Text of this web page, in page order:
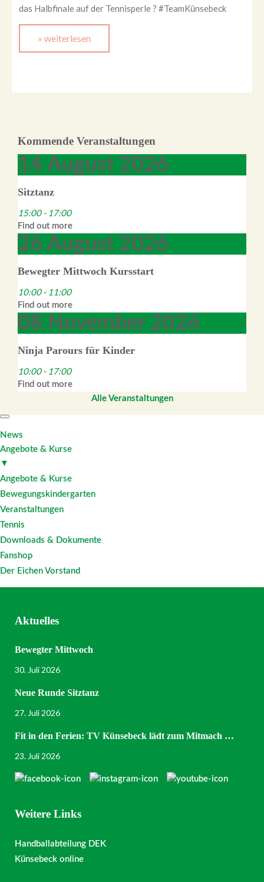
das Halbfinale auf der Tennisperle ? #TeamKünsebeck
» weiterlesen
Kommende Veranstaltungen
14 August 2026
Sitztanz
15:00 - 17:00
Find out more
26 August 2026
Bewegter Mittwoch Kursstart
10:00 - 11:00
Find out more
08 November 2026
Ninja Parours für Kinder
10:00 - 17:00
Find out more
Alle Veranstaltungen
News
Angebote & Kurse
▼
Angebote & Kurse
Bewegungskindergarten
Veranstaltungen
Tennis
Downloads & Dokumente
Fanshop
Der Eichen Vorstand
Aktuelles
Bewegter Mittwoch
30. Juli 2026
Neue Runde Sitztanz
27. Juli 2026
Fit in den Ferien: TV Künsebeck lädt zum Mitmach …
23. Juli 2026
Weitere Links
Handballabteilung DEK
Künsebeck online